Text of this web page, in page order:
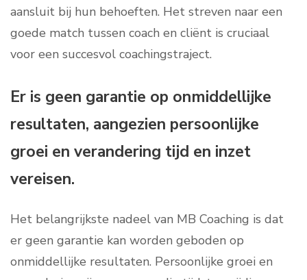
aansluit bij hun behoeften. Het streven naar een
goede match tussen coach en cliënt is cruciaal
voor een succesvol coachingstraject.
Er is geen garantie op onmiddellijke
resultaten, aangezien persoonlijke
groei en verandering tijd en inzet
vereisen.
Het belangrijkste nadeel van MB Coaching is dat
er geen garantie kan worden geboden op
onmiddellijke resultaten. Persoonlijke groei en